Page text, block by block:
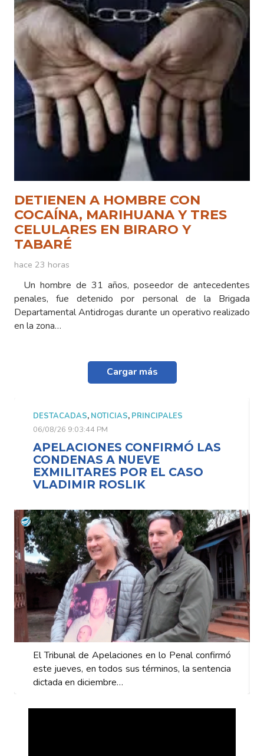
DETIENEN A HOMBRE CON
COCAÍNA, MARIHUANA Y TRES
CELULARES EN BIRARO Y
TABARÉ
hace 23 horas
Un hombre de 31 años, poseedor de antecedentes
penales, fue detenido por personal de la Brigada
Departamental Antidrogas durante un operativo realizado
en la zona…
Cargar más
DESTACADAS, NOTICIAS, PRINCIPALES
06/08/26 9:03:44 PM
APELACIONES CONFIRMÓ LAS
CONDENAS A NUEVE
EXMILITARES POR EL CASO
VLADIMIR ROSLIK
El Tribunal de Apelaciones en lo Penal confirmó
este jueves, en todos sus términos, la sentencia
dictada en diciembre…